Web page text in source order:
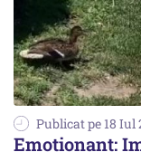
Publicat pe 18 Iul
Emoţionant: